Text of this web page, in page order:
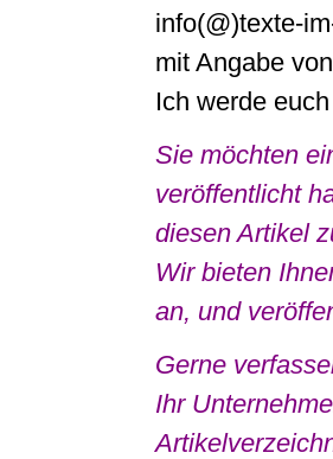
info(@)texte-
mit Angabe von
Ich werde
Sie möchten
veröffentlicht
diesen Artikel
Wir bieten
an, und
Gerne
Ihr